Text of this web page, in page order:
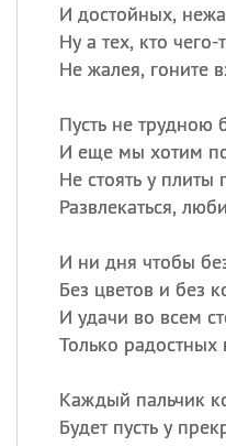
И достойных,
Ну а тех, кто
Не жалея, гоните
Пусть не трудною
И еще мы хотим
Не стоять у
Развлекаться,
И ни дня чтобы
Без цветов и без
И удачи во всем
Только радостных
Каждый пальчик
Будет пусть у